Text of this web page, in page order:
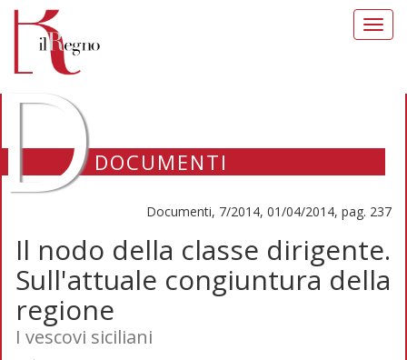
DOCUMENTI
Documenti, 7/2014, 01/04/2014, pag. 237
Il nodo della classe dirigente.
Sull'attuale congiuntura della
regione
I vescovi siciliani